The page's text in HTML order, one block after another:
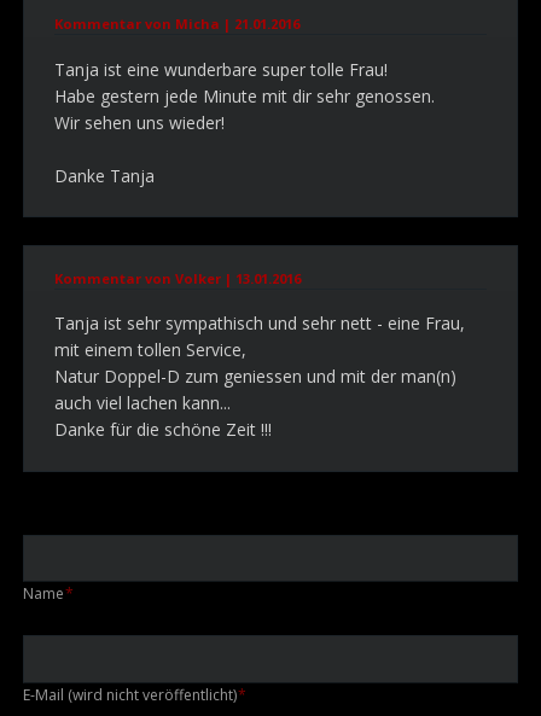
Kommentar von Micha | 21.01.2016
Tanja ist eine wunderbare super tolle Frau!
Habe gestern jede Minute mit dir sehr genossen.
Wir sehen uns wieder!
Danke Tanja
Kommentar von Volker | 13.01.2016
Tanja ist sehr sympathisch und sehr nett - eine Frau,
mit einem tollen Service,
Natur Doppel-D zum geniessen und mit der man(n)
auch viel lachen kann...
Danke für die schöne Zeit !!!
Pflichtfeld
Name*
Pflichtfeld
E-Mail (wird nicht veröffentlicht)*